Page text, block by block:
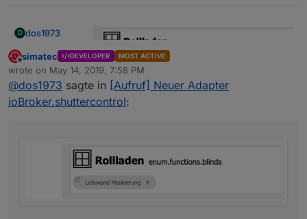
D dos1973
Offline
simatec DEVELOPER MOST ACTIVE
wrote on May 14, 2019, 7:58 PM
last edited by
@dos1973 sagte in [Aufruf] Neuer Adapter
ioBroker.shuttercontrol: